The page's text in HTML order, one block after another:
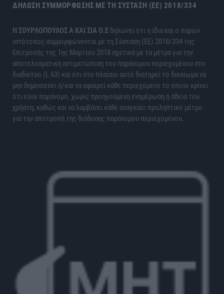
ΔΉΛΩΣΗ ΣΥΜΜΌΡΦΩΣΗΣ ΜΕ ΤΗ ΣΎΣΤΑΣΗ (ΕΕ) 2018/334
H ΣΟΥΡΛΟΠΟΥΛΟΣ Α ΚΑΙ ΣΙΑ Ο.Ε δηλώνει ότι η ίδια και ο παρών
ιστότοπος συμμορφώνονται με τη Σύσταση (ΕΕ) 2018/334 της
Επιτροπής της 1ης Μαρτίου 2018 σχετικά με τα μέτρα για την
αποτελεσματική αντιμετώπιση του παράνομου περιεχομένου στο
διαδίκτυο (L 63) και ότι στο πλαίσιο αυτό διατηρεί το δικαίωμα να
μην δημοσιεύει ή/και να αφαιρεί κάθε περιεχόμενο το οποίο κρίνει
ότι είναι παράνομο, χωρίς προηγούμενη ενημέρωση ή άδεια του
χρήστη, καθώς και να λαμβάνει κάθε αναγκαίο προληπτικό μέτρο
για την αποτροπή της διάδοσης παράνομου περιεχομένου.